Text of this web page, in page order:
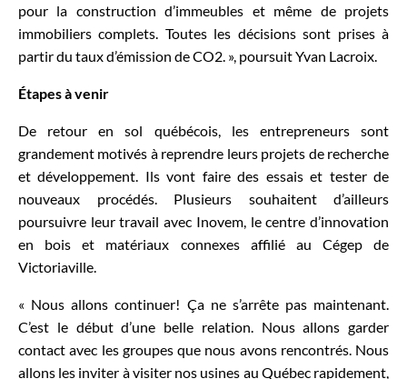
pour la construction d’immeubles et même de projets
immobiliers complets. Toutes les décisions sont prises à
partir du taux d’émission de CO2. », poursuit Yvan Lacroix.
Étapes à venir
De retour en sol québécois, les entrepreneurs sont
grandement motivés à reprendre leurs projets de recherche
et développement. Ils vont faire des essais et tester de
nouveaux procédés. Plusieurs souhaitent d’ailleurs
poursuivre leur travail avec Inovem, le centre d’innovation
en bois et matériaux connexes affilié au Cégep de
Victoriaville.
« Nous allons continuer! Ça ne s’arrête pas maintenant.
C’est le début d’une belle relation. Nous allons garder
contact avec les groupes que nous avons rencontrés. Nous
allons les inviter à visiter nos usines au Québec rapidement,